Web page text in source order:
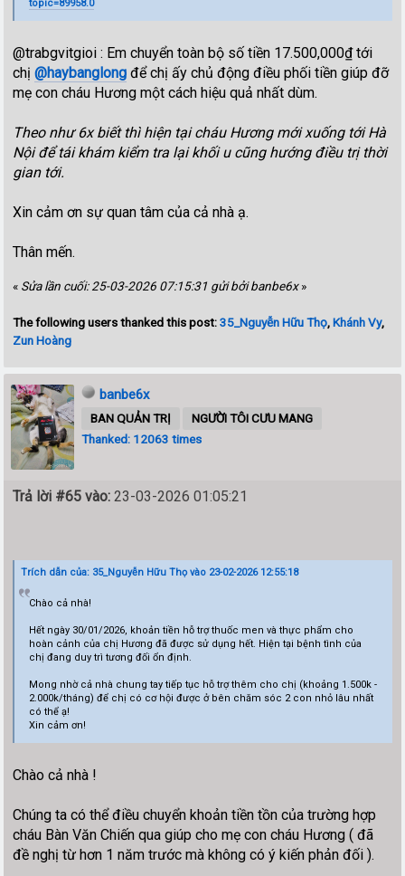
topic=89958.0
@trabgvitgioi : Em chuyển toàn bộ số tiền 17.500,000₫ tới
chị@haybanglong để chị ấy chủ động điều phối tiền giúp đỡ
mẹ con cháu Hương một cách hiệu quả nhất dùm.
Theo như 6x biết thì hiện tại cháu Hương mới xuống tới Hà
Nội để tái khám kiểm tra lại khối u cũng hướng điều trị thời
gian tới.
Xin cảm ơn sự quan tâm của cả nhà ạ.
Thân mến.
« Sửa lần cuối: 25-03-2026 07:15:31 gửi bởi banbe6x»
The following users thanked this post:35_Nguyễn Hữu Thọ,Khánh Vy,
Zun Hoàng
banbe6x
BAN QUẢN TRỊ
NGƯỜI TÔI CƯU MANG
Thanked: 12063 times
Trả lời #65 vào: 23-03-2026 01:05:21
Trích dẫn của: 35_Nguyễn Hữu Thọ vào 23-02-2026 12:55:18
Chào cả nhà!
Hết ngày 30/01/2026, khoản tiền hỗ trợ thuốc men và thực phẩm cho
hoàn cảnh của chị Hương đã được sử dụng hết. Hiện tại bệnh tình của
chị đang duy trì tương đối ổn định.
Mong nhờ cả nhà chung tay tiếp tục hỗ trợ thêm cho chị (khoảng 1.500k -
2.000k/tháng) để chị có cơ hội được ở bên chăm sóc 2 con nhỏ lâu nhất
có thể ạ!
Xin cảm ơn!
Chào cả nhà !
Chúng ta có thể điều chuyển khoản tiền tồn của trường hợp
cháu Bàn Văn Chiến qua giúp cho mẹ con cháu Hương ( đã
đề nghị từ hơn 1 năm trước mà không có ý kiến phản đối ).